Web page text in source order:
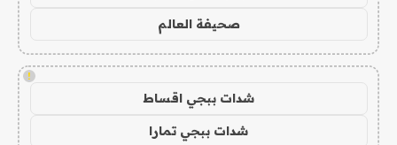
صحيفة العالم
!
شدات ببجي اقساط
شدات ببجي تمارا